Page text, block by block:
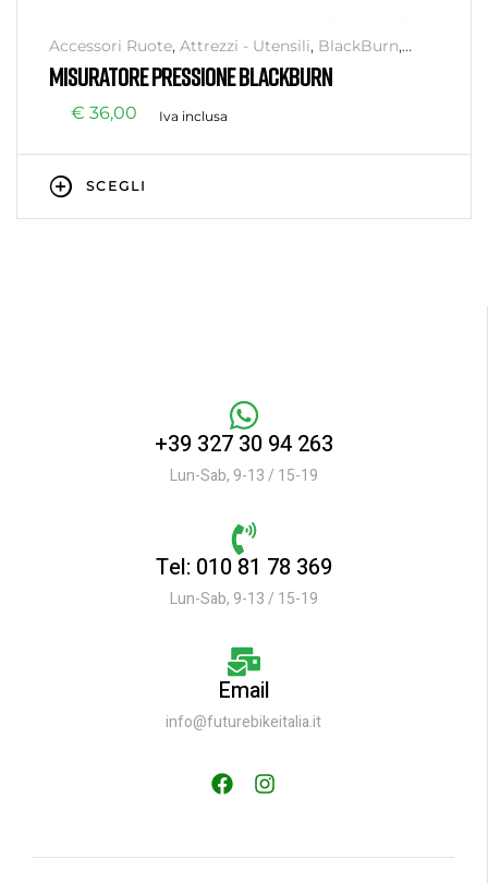
Accessori Ruote, Attrezzi - Utensili, BlackBurn,
Brand,Componenti,Componenti,Cura e
Manutenzione ,Monopattini,Officina,
Ruote,Ruote - Accessori
MISURATORE PRESSIONE BLACKBURN
€ 36,00 Iva inclusa
SCEGLI
+39 327 30 94 263
Lun-Sab, 9-13 / 15-19
Tel: 010 81 78 369
Lun-Sab, 9-13 / 15-19
Email
info@futurebikeitalia.it